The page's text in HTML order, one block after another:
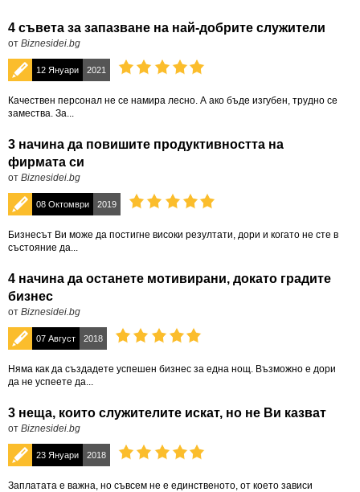
4 съвета за запазване на най-добрите служители
от Biznesidei.bg
12 Януари 2021
Качествен персонал не се намира лесно. А ако бъде изгубен, трудно се
замества. За...
3 начина да повишите продуктивността на
фирмата си
от Biznesidei.bg
08 Октомври 2019
Бизнесът Ви може да постигне високи резултати, дори и когато не сте в
състояние да...
4 начина да останете мотивирани, докато градите
бизнес
от Biznesidei.bg
07 Август 2018
Няма как да създадете успешен бизнес за една нощ. Възможно е дори
да не успеете да...
3 неща, които служителите искат, но не Ви казват
от Biznesidei.bg
23 Януари 2018
Заплатата е важна, но съвсем не е единственото, от което зависи